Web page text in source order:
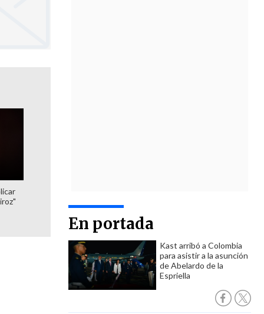
En portada
Kast arribó a Colombia
para asistir a la asunción
de Abelardo de la
Espriella